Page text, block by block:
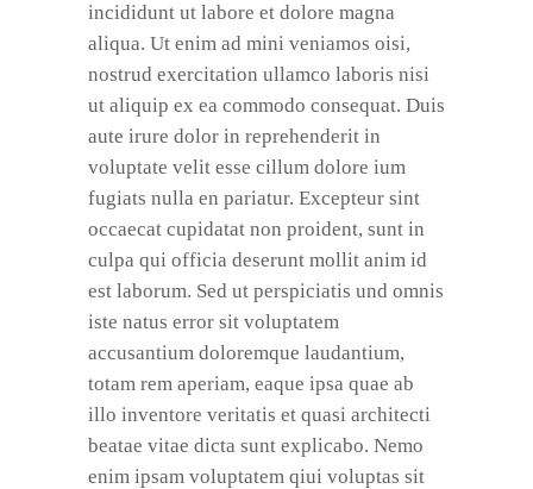
incididunt ut labore et dolore magna
aliqua. Ut enim ad mini veniamos oisi,
nostrud exercitation ullamco laboris nisi
ut aliquip ex ea commodo consequat. Duis
aute irure dolor in reprehenderit in
voluptate velit esse cillum dolore ium
fugiats nulla en pariatur. Excepteur sint
occaecat cupidatat non proident, sunt in
culpa qui officia deserunt mollit anim id
est laborum. Sed ut perspiciatis und omnis
iste natus error sit voluptatem
accusantium doloremque laudantium,
totam rem aperiam, eaque ipsa quae ab
illo inventore veritatis et quasi architecti
beatae vitae dicta sunt explicabo. Nemo
enim ipsam voluptatem qiui voluptas sit